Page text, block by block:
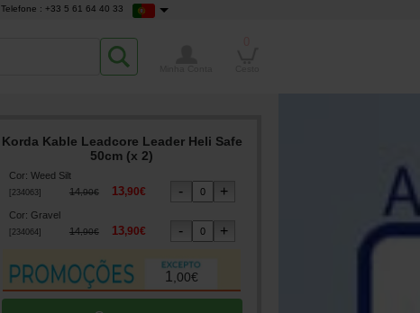
Telefone : +33 5 61 64 40 33
Korda Kable Leadcore Leader Heli Safe
50cm (x 2)
Cor: Weed Silt
234063 ] 14,90€ 13,90€
Cor: Gravel
234064] 14,90€ 13,90€
1 ,00€